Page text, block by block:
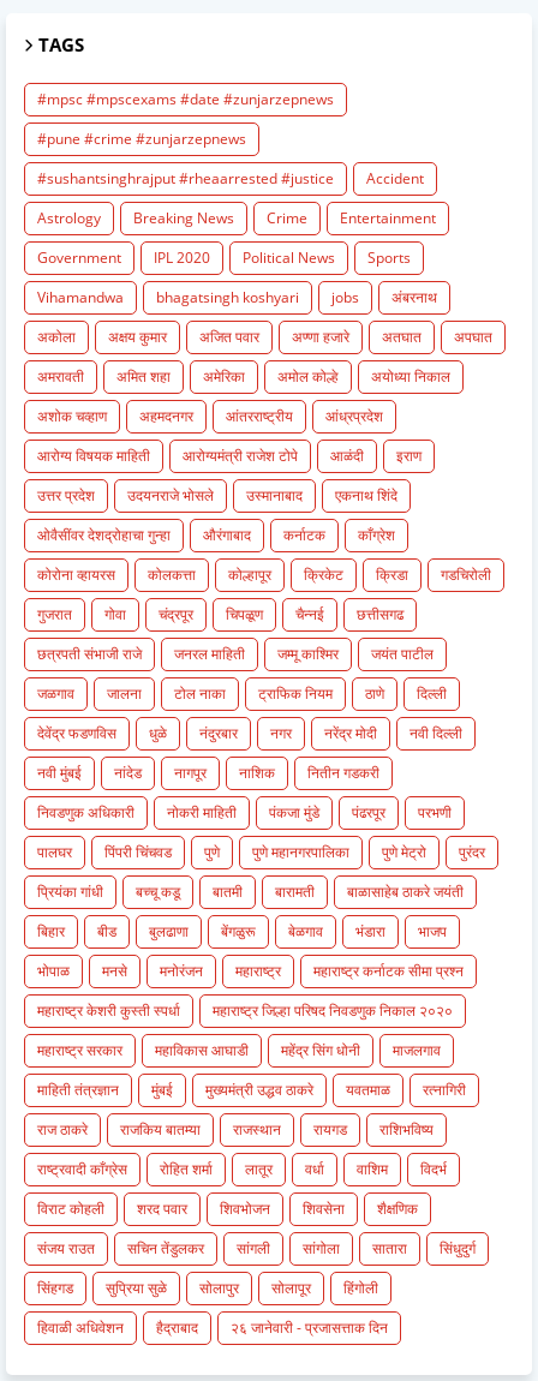
TAGS
#mpsc #mpscexams #date #zunjarzepnews
#pune #crime #zunjarzepnews
#sushantsinghrajput #rheaarrested #justice
Accident
Astrology
Breaking News Crime
Entertainment
Government
IPL 2020 Political News
Sports
Vihamandwa
bhagatsingh koshyari jobs
अंबरनाथ
अकोला
अक्षय कुमार अजित पवार अण्णा हजारे अतघात
अपघात
अमरावती
अमित शहा अमेरिका अमोल कोल्हे
अयोध्या निकाल
अशोक चव्हाण
अहमदनगर आंतरराष्ट्रीय
आंध्रप्रदेश
आरोग्य विषयक माहिती
आरोग्यमंत्री राजेश टोपे आळंदी
इराण
उत्तर प्रदेश
उदयनराजे भोसले उस्मानाबाद
एकनाथ शिंदे
ओवैसींवर देशद्रोहाचा गुन्हा
औरंगाबाद कर्नाटक
काँग्रेश
कोरोना व्हायरस
कोलकत्ता कोल्हापूर क्रिकेट क्रिडा
गडचिरोली
गुजरात
गोवा चंद्रपूर चिपळूण चैन्नई
छत्तीसगढ
छत्रपती संभाजी राजे
जनरल माहिती जम्मू काश्मिर
जयंत पाटील
जळगाव
जालना टोल नाका ट्राफिक नियम ठाणे
दिल्ली
देवेंद्र फडणविस
धुळे नंदुरबार नगर नरेंद्र मोदी
नवी दिल्ली
नवी मुंबई
नांदेड नागपूर नाशिक
नितीन गडकरी
निवडणुक अधिकारी
नोकरी माहिती पंकजा मुंडे पंढरपूर
परभणी
पालघर
पिंपरी चिंचवड पुणे पुणे महानगरपालिका पुणे मेट्रो
पुरंदर
प्रियंका गांधी
बच्चू कडू बातमी बारामती
बाळासाहेब ठाकरे जयंती
बिहार
बीड बुलढाणा बेंगळुरू बेळगाव भंडारा
भाजप
भोपाळ
मनसे मनोरंजन महाराष्ट्र
महाराष्ट्र कर्नाटक सीमा प्रश्न
महाराष्ट्र केशरी कुस्ती स्पर्धा
महाराष्ट्र जिल्हा परिषद निवडणुक निकाल २०२०
महाराष्ट्र सरकार
महाविकास आघाडी महेंद्र सिंग धोनी
माजलगाव
माहिती तंत्रज्ञान
मुंबई मुख्यमंत्री उद्धव ठाकरे यवतमाळ
रत्नागिरी
राज ठाकरे
राजकिय बातम्या राजस्थान रायगड
राशिभविष्य
राष्ट्रवादी काँग्रेस
रोहित शर्मा लातूर वर्धा वाशिम
विदर्भ
विराट कोहली
शरद पवार शिवभोजन शिवसेना
शैक्षणिक
संजय राउत
सचिन तेंडुलकर सांगली सांगोला सातारा
सिंधुदुर्ग
सिंहगड
सुप्रिया सुळे सोलापुर सोलापूर
हिंगोली
हिवाळी अधिवेशन
हैद्राबाद २६ जानेवारी - प्रजासत्ताक दिन